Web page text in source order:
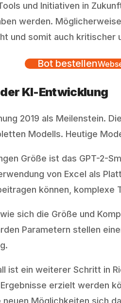
und Initiativen in
werden.
und somit auch
Bot bestellen
KI-Entwicklung
2019 als Meilenstein.
Modells. Heutige
Größe ist das GPT-2-
von Excel als
können,
sich die Größe und
Parametern stellen
ist ein weiterer Schritt in
erzielt werden
Möglichkeiten sich